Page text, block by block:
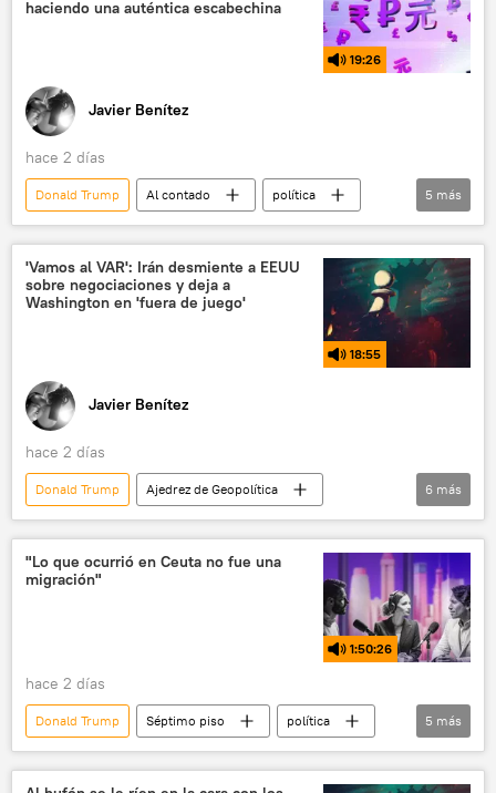
haciendo una auténtica escabechina
19:26
Javier Benítez
hace 2 días
Donald Trump Al contado
política
Carlos Martínez
EEUU
Rodión Miróshnik
Washington
Ministerio de Asuntos Exteriores de Rusia
5 más
'Vamos al VAR': Irán desmiente a EEUU
sobre negociaciones y deja a
Washington en 'fuera de juego'
18:55
Javier Benítez
hace 2 días
Donald Trump
Ajedrez de Geopolítica
política
seguridad
Irán
Omán Truth Social
6 más
"Lo que ocurrió en Ceuta no fue una
migración"
1:50:26
hace 2 días
Donald Trump Séptimo piso
política
seguridad
Pedro Sánchez
Japón
Ceuta
España
5 más